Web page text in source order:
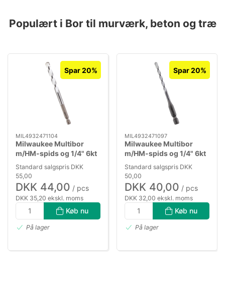
Populært i Bor til murværk, beton og træ
Spar 20%
MIL4932471104
Milwaukee Multibor
m/HM-spids og 1/4" 6kt
skaft, 8,0×120mm
Standard salgspris DKK
55,00
DKK 44,00 / pcs
DKK 35,20 ekskl. moms
Køb nu
På lager
Spar 20%
MIL4932471097
Milwaukee Multibor
m/HM-spids og 1/4" 6kt
skaft, 6,0×150mm
Standard salgspris DKK
50,00
DKK 40,00 / pcs
DKK 32,00 ekskl. moms
Køb nu
På lager